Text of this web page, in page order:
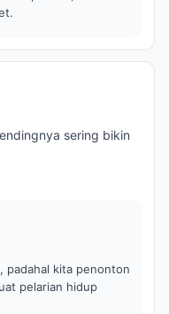
sering bikin
padahal kita penonton
pelarian hidup